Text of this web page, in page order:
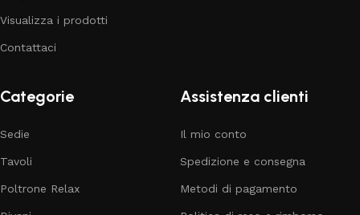
Visualizza i prodotti
Contattaci
Categorie
Sedie
Tavoli
Poltrone Relax
Assistenza clienti
Il mio conto
Spedizione e consegna
Metodi di pagamento